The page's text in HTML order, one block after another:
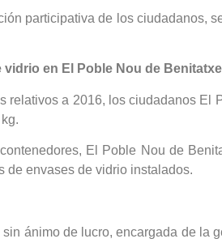
participativa de los ciudadanos,
vidrio en El Poble Nou de
relativos a 2016, los ciudadanos
El Poble Nou de
de envases de vidrio instalados.
ánimo de lucro, encargada de la